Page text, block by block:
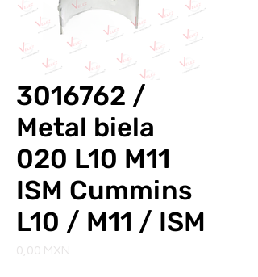
3016762 /
Metal biela
020 L10 M11
ISM Cummins
L10 / M11 / ISM
0,00 MXN